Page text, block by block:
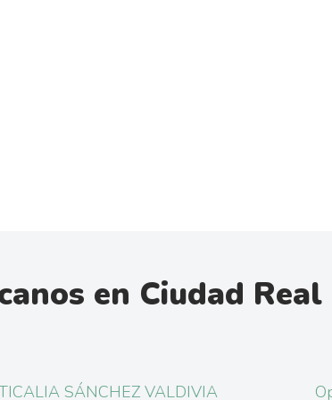
en Ciudad Real
SÁNCHEZ VALDIVIA